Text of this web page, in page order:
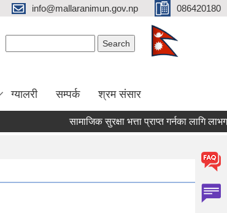
info@mallaranimun.gov.np 086420180
ग्यालरी सम्पर्क श्रम संसार
सामाजिक सुरक्षा भत्ता प्राप्त गर्नका लागि